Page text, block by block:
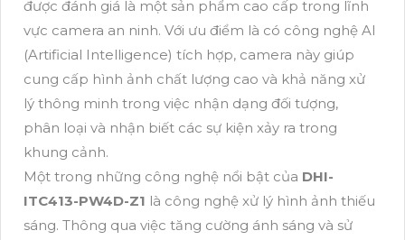
được đánh giá là một sản phẩm cao cấp trong lĩnh
vực camera an ninh. Với ưu điểm là có công nghệ AI
(Artificial Intelligence) tích hợp, camera này giúp
cung cấp hình ảnh chất lượng cao và khả năng xử
lý thông minh trong việc nhận dạng đối tượng,
phân loại và nhận biết các sự kiện xảy ra trong
khung cảnh.
Một trong những công nghệ nổi bật của DHI-
ITC413-PW4D-Z1 là công nghệ xử lý hình ảnh thiếu
sáng. Thông qua việc tăng cường ánh sáng và sử